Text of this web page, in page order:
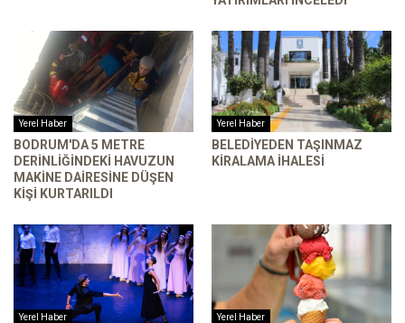
Yerel Haber
BODRUM'DA 5 METRE
DERINLIĞINDEKI HAVUZUN
MAKINE DAIRESINE DÜŞEN
KIŞI KURTARILDI
Yerel Haber
BELEDIYEDEN TAŞINMAZ
KIRALAMA İHALESI
Yerel Haber Yerel Haber